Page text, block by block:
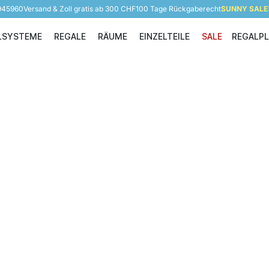
Versand & Zoll gratis ab 300 CHF100 Tage RückgaberechtSUNNY
Regalsysteme
REGALE
Regale
RÄUME
Räume
EINZELTEILE
Einzelteile
SALE